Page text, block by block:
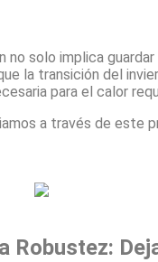
no solo implica
la transición del
para el calor
a través de este
Robustez: